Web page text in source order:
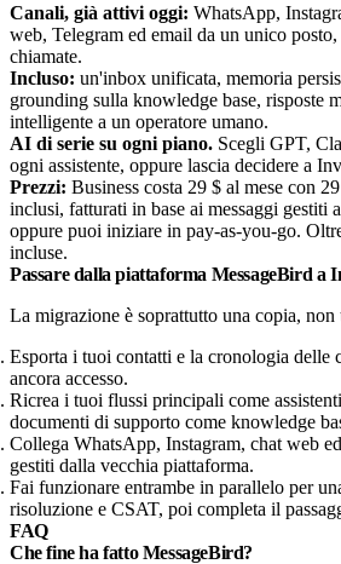
Canali, già attivi oggi: WhatsApp,
web, Telegram ed email da un unico
chiamate.
Incluso: un'inbox unificata, memoria
grounding sulla knowledge base, risposte
intelligente a un operatore umano.
AI di serie su ogni piano. Scegli GPT,
ogni assistente, oppure lascia decidere a
Prezzi: Business costa 29 $ al mese con
inclusi, fatturati in base ai messaggi gestiti
oppure puoi iniziare in pay-as-you-go.
incluse.
Passare dalla piattaforma MessageBird a
La migrazione è soprattutto una copia, non
Esporta i tuoi contatti e la cronologia delle
ancora accesso.
Ricrea i tuoi flussi principali come
documenti di supporto come knowledge
Collega WhatsApp, Instagram, chat web
gestiti dalla vecchia piattaforma.
Fai funzionare entrambe in parallelo per
risoluzione e CSAT, poi completa il
FAQ
Che fine ha fatto MessageBird?